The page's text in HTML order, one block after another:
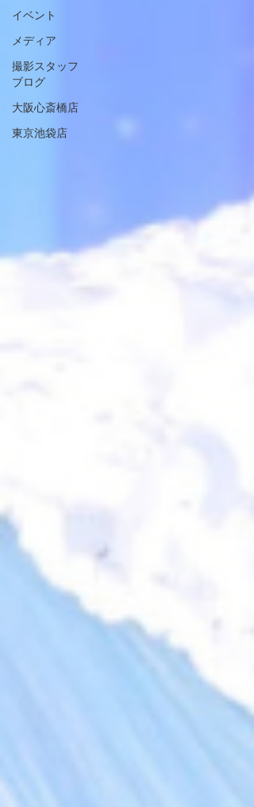
イベント
メディア
撮影スタッフ
ブログ
大阪心斎橋店
東京池袋店